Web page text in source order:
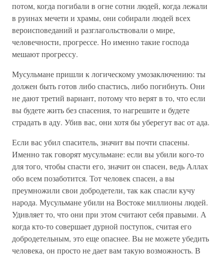
потом, когда погибали в огне сотни людей, когда лежали
в руинах мечети и храмы, они собирали людей всех
вероисповеданий и разглагольствовали о мире,
человечности, прогрессе. Но именно такие господа
мешают прогрессу.
Мусульмане пришли к логическому умозаключению: ты
должен быть готов либо спастись, либо погибнуть. Они
не дают третий вариант, потому что верят в то, что если
вы будете жить без спасения, то нагрешите и будете
страдать в аду. Убив вас, они хотя бы уберегут вас от ада.
Если вас убил спаситель, значит вы почти спасены.
Именно так говорят мусульмане: если вы убили кого-то
для того, чтобы спасти его, значит он спасен, ведь Аллах
обо всем позаботится. Тот человек спасен, а вы
преумножили свои добродетели, так как спасли кучу
народа. Мусульмане убили на Востоке миллионы людей.
Удивляет то, что они при этом считают себя правыми. А
когда кто-то совершает дурной поступок, считая его
добродетельным, это еще опаснее. Вы не можете убедить
человека, он просто не дает вам такую возможность. В